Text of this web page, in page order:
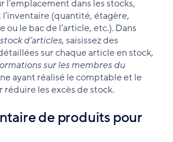
l’emplacement dans les stocks,
l’inventaire (quantité, étagère,
ou le bac de l’article, etc.). Dans
d’articles, saisissez des
sur chaque article en stock,
sur les membres du
ayant réalisé le comptable et le
les excès de stock.
de produits pour